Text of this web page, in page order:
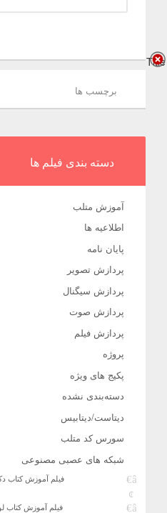
برچسب ها
دسته بندی فیلم ها
آموزش متلب
اطلاعیه ها
پایان نامه
پردازش تصویر
پردازش سیگنال
پردازش صوت
پردازش فیلم
پروژه
پکیج های ویژه
دسته‌بندی نشده
دیتاست/دیتابیس
سورس کد متلب
شبکه های عصبی مصنوعی
فیلم آموزش کتاب
فیلم آموزش کتاب
Title